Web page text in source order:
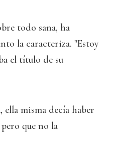
todo sana, ha
la caracteriza. "Estoy
el título de su
ella misma decía haber
que no la